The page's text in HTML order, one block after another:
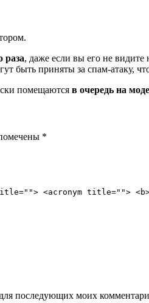
раза, даже если вы его не
быть приняты за спам-атаку,
помещаются в очередь на
*
<acronym title=""> <b>
последующих моих